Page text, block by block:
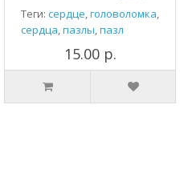
Теги: сердце,головоломка,
сердца,пазлы,пазл
15.00 р.